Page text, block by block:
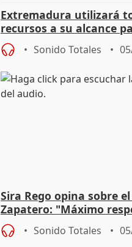
Extremadura utilizará
recursos a su alcance
más menores migrantes
Sonido Totales
Sira Rego opina sobre
Zapatero: "Máximo
proceso judicial"
Sonido Totales